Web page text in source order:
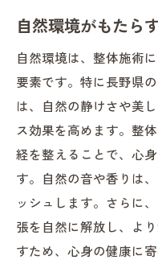
自律神経調整
整体が自律神
生理痛から
整体を受ける
自然治癒力を引き
生活を実現
自然治癒力と
長野県の整
整体で実現す
自然環境がもたら
自然環境は、整体施術
要素です。特に長野県
は、自然の静けさや美
ス効果を高めます。整
経を整えることで、心
す。自然の音や香りは
ッシュします。さらに
張を自然に解放し、よ
すため、心身の健康に寄